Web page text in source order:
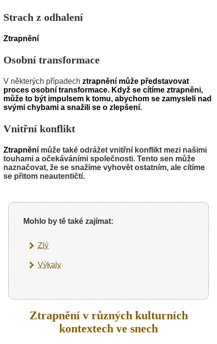
Strach z odhalení
Ztrapnění
Osobní transformace
V některých případech ztrapnění může představovat
proces osobní transformace. Když se cítíme ztrapněni,
může to být impulsem k tomu, abychom se zamysleli nad
svými chybami a snažili se o zlepšení.
Vnitřní konflikt
Ztrapnění může také odrážet vnitřní konflikt mezi našimi
touhami a očekáváními společnosti. Tento sen může
naznačovat, že se snažíme vyhovět ostatním, ale cítíme
se přitom neautentičtí.
Mohlo by tě také zajímat:
Zlý
Výkaly
Ztrapnění v různých kulturních
kontextech ve snech